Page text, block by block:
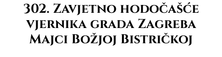
302. Zavjetno hodočašće
vjernika grada Zagreba
Majci Božjoj Bistričkoj